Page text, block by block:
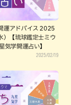
運アドバイス 2025
）【琉球鑑定士ミウ
気学開運占い】
2025/02/19